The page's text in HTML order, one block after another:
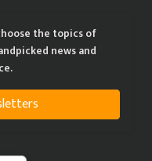
the topics of
news and